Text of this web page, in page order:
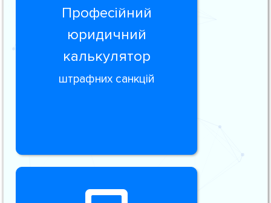
Професійний
юридичний
калькулятор
штрафних санкцій